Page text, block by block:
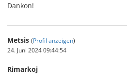
Dankon!
Metsis (Profil anzeigen)
24. Juni 2024 09:44:54
Rimarkoj